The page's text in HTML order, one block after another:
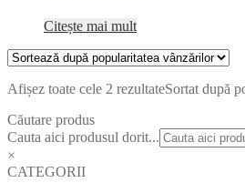
Citește mai mult
Afișez toate cele 2 rezultateSortat după
Căutare produs
Cauta aici produsul dorit...
×
CATEGORII